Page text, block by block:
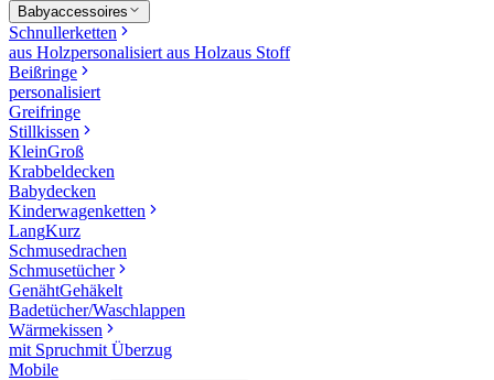
Babyaccessoires
Schnullerketten
aus Holzpersonalisiert aus Holzaus Stoff
Beißringe
personalisiert
Greifringe
Stillkissen
KleinGroß
Krabbeldecken
Babydecken
Kinderwagenketten
LangKurz
Schmusedrachen
Schmusetücher
GenähtGehäkelt
Badetücher/Waschlappen
Wärmekissen
mit Spruchmit Überzug
Mobile